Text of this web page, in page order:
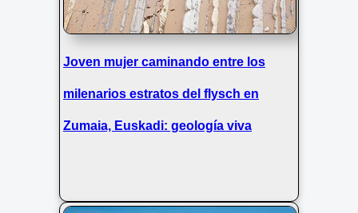
Joven mujer caminando entre los
milenarios estratos del flysch en
Zumaia, Euskadi: geología viva